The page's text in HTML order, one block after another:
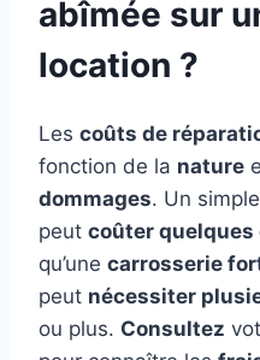
abîmée sur
location ?
Les coûts de
fonction de la nature
dommages. Un simple
peut coûter quelques
qu’une carrosserie
peut nécessiter
ou plus. Consultez